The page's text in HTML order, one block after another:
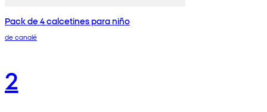
Pack de 4 calcetines para niño
de canalé
2